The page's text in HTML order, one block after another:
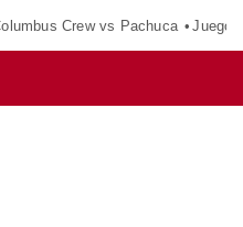
Crew vs Pachuca